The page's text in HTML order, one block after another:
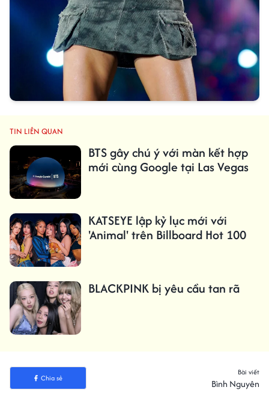
TIN LIÊN QUAN
BTS gây chú ý với màn kết hợp
mới cùng Google tại Las Vegas
KATSEYE lập kỷ lục mới với
'Animal' trên Billboard Hot 100
BLACKPINK bị yêu cầu tan rã
Chia sẻ
Bài viết
Bình Nguyên